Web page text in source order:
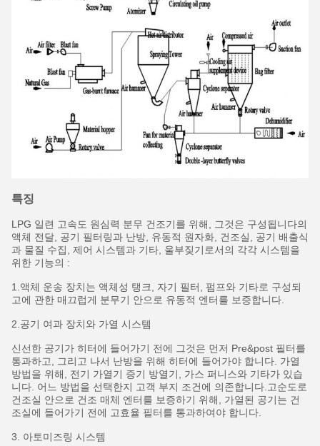
특징
LPG 일련 고속도 원심력 분무 건조기를 위해, 그것은 구성됩니다의
액체 전달, 공기 필터링과 난방, 유동적 원자화, 건조실, 공기 배출식
과 물질 수집, 제어 시스템과 기타, 울부짖기로서의 각각 시스템을
위한 기능의 :
1.액체 운송 장치는 액체성 탱크, 자기 필터, 펌프와 기타로 구성되
고에 관한 매끄럽게 분무기 안으로 유동적 엔터를 보증합니다.
2.공기 여과 장치와 가열 시스템
신선한 공기가 히터에 들어가기 전에 그것은 먼저 Pre&post 필터를
통과하고, 그리고 나서 난방을 위해 히터에 들어가야 합니다. 가열
방법을 위해, 전기 가열기 증기 방열기, 가스 퍼니스와 기타가 있습
니다. 어느 방법을 선택한지 고객 부지 조건에 의존합니다.고순도로
건조실 안으로 건조 매체 엔터를 보증하기 위해, 가열된 공기는 건
조실에 들어가기 전에 고효율 필터를 통과하여야 합니다.
3. 아토미즈링 시스템